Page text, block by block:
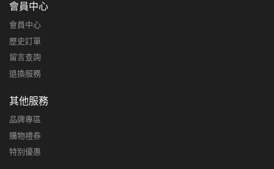
會員中心
會員中心
歷史訂單
留言查詢
退換服務
其他服務
品牌專區
購物禮券
特別優惠